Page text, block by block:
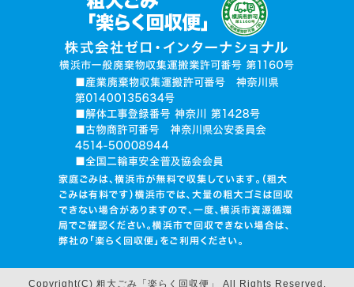
ご利用の流れ
運営会社
無許可業者に注意
お電話でお見積り依頼
品目入力で見積り依頼
写真で見積り依頼
Copyright(C) 粗大ごみ「楽らく回収便」 All Rights Reserved.